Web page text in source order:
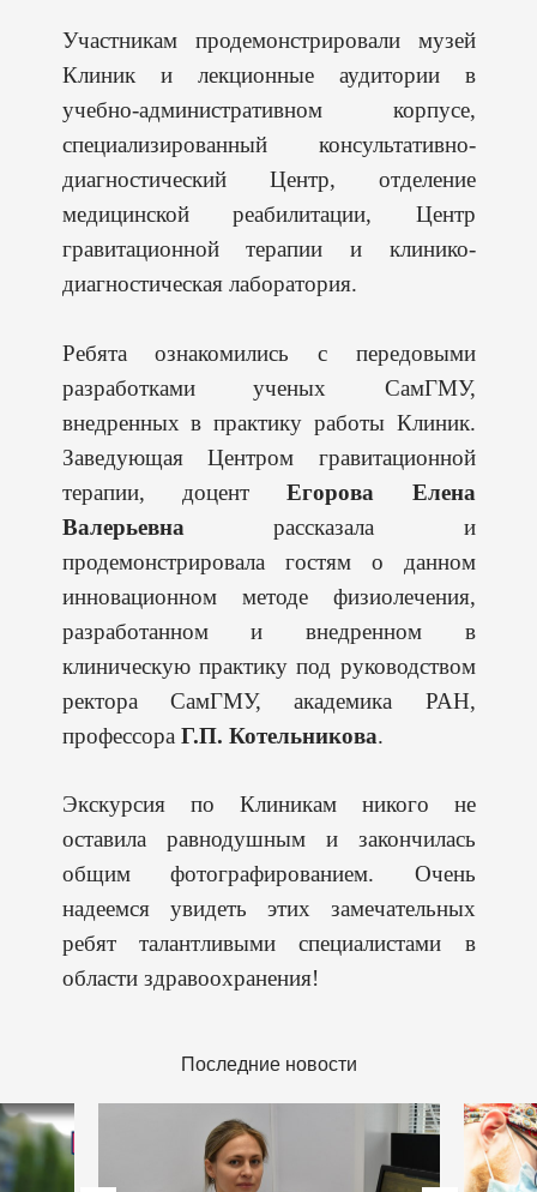
Участникам продемонстрировали музей
Клиник и лекционные аудитории в
учебно-административном корпусе,
специализированный консультативно-
диагностический Центр, отделение
медицинской реабилитации, Центр
гравитационной терапии и клинико-
диагностическая лаборатория.
Ребята ознакомились с передовыми
разработками ученых СамГМУ,
внедренных в практику работы Клиник.
Заведующая Центром гравитационной
терапии, доцентЕгорова Елена
Валерьевна рассказала и
продемонстрировала гостям о данном
инновационном методе физиолечения,
разработанном и внедренном в
клиническую практику под руководством
ректора СамГМУ, академика РАН,
профессора Г.П. Котельникова.
Экскурсия по Клиникам никого не
оставила равнодушным и закончилась
общим фотографированием. Очень
надеемся увидеть этих замечательных
ребят талантливыми специалистами в
области здравоохранения!
Последние новости